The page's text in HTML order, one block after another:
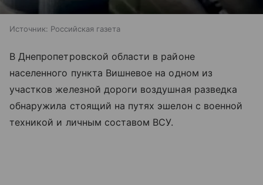
Источник: Российская газета
В Днепропетровской области в районе
населенного пункта Вишневое на одном из
участков железной дороги воздушная разведка
обнаружила стоящий на путях эшелон с военной
техникой и личным составом ВСУ.